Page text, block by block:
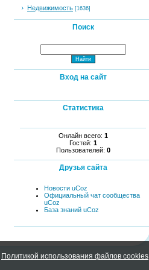
Недвижимость [1636]
Поиск
Вход на сайт
Статистика
Онлайн всего: 1
Гостей: 1
Пользователей: 0
Друзья сайта
Новости uCoz
Официальный чат сообщества
uCoz
База знаний uCoz
Политикой использования файлов cookies